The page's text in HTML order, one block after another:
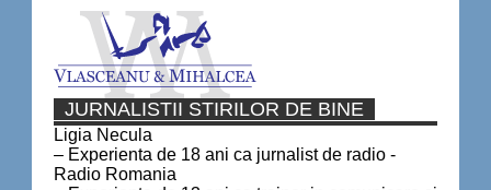
JURNALISTII STIRILOR DE BINE
Ligia Necula
– Experienta de 18 ani ca jurnalist de radio -
Radio Romania